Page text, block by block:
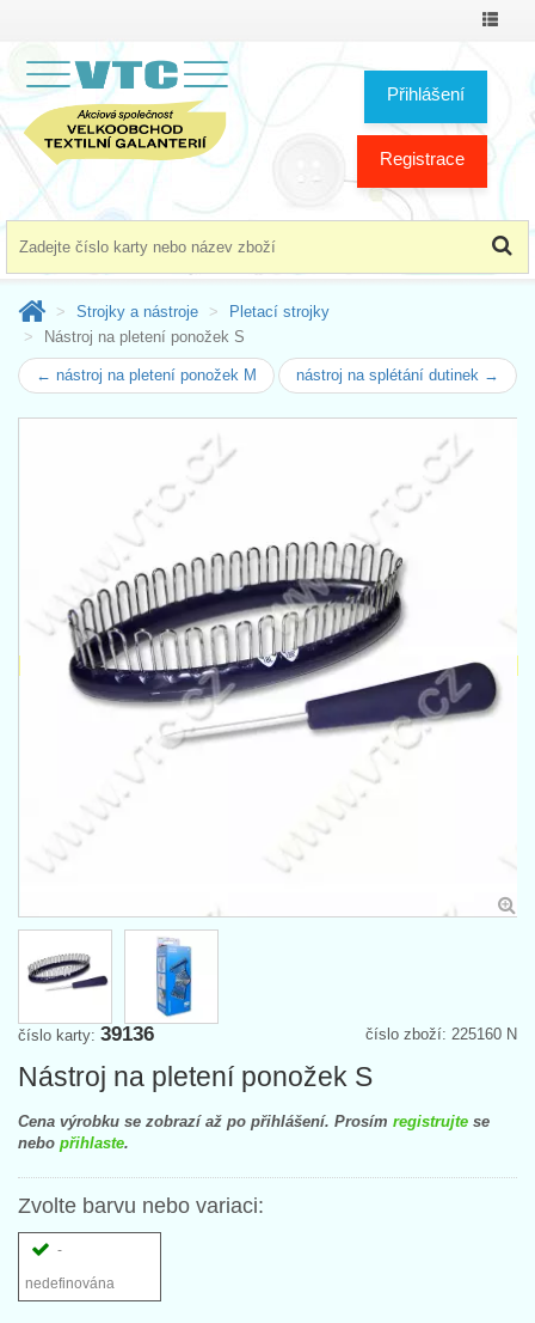
Přihlášení
Registrace
Strojky a nástroje
Pletací strojky
Nástroj na pletení ponožek S
← nástroj na pletení ponožek M nástroj na splétání dutinek →
číslo zboží: 225160 N
číslo karty: 39136
Nástroj na pletení ponožek S
Cena výrobku se zobrazí až po přihlášení. Prosím registrujte se
nebo přihlaste.
Zvolte barvu nebo variaci:
-
nedefinována